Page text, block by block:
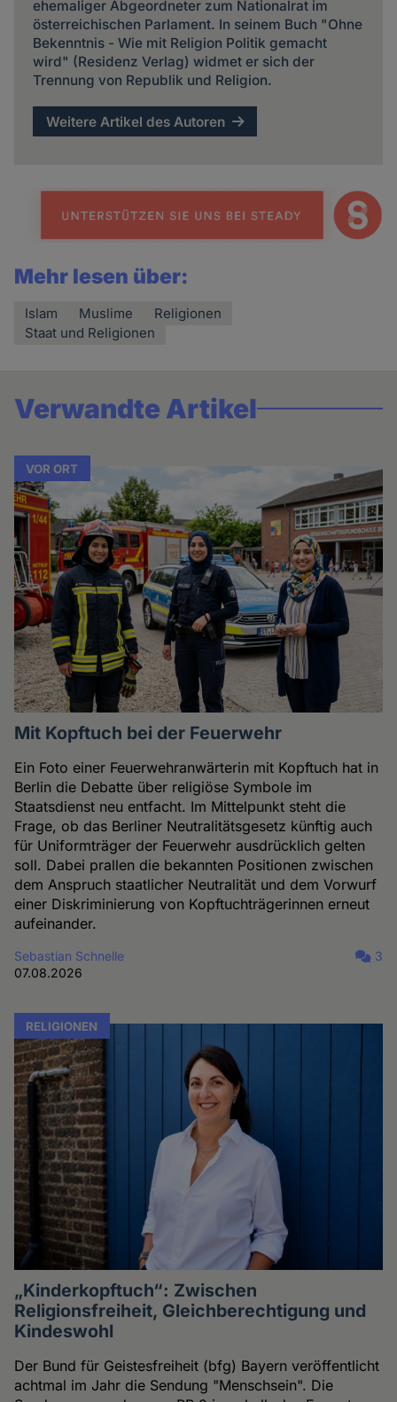
ehemaliger Abgeordneter zum Nationalrat im
österreichischen Parlament. In seinem Buch "Ohne
Bekenntnis - Wie mit Religion Politik gemacht
wird" (Residenz Verlag) widmet er sich der
Trennung von Republik und Religion.
Weitere Artikel des Autoren
Mehr lesen über:
Islam Muslime
Religionen
Staat und Religionen
Verwandte Artikel
VOR ORT
Mit Kopftuch bei der Feuerwehr
Ein Foto einer Feuerwehranwärterin mit Kopftuch hat in
Berlin die Debatte über religiöse Symbole im
Staatsdienst neu entfacht. Im Mittelpunkt steht die
Frage, ob das Berliner Neutralitätsgesetz künftig auch
für Uniformträger der Feuerwehr ausdrücklich gelten
soll. Dabei prallen die bekannten Positionen zwischen
dem Anspruch staatlicher Neutralität und dem Vorwurf
einer Diskriminierung von Kopftuchträgerinnen erneut
aufeinander.
Sebastian Schnelle
07.08.2026
3
RELIGIONEN
„Kinderkopftuch“: Zwischen
Religionsfreiheit, Gleichberechtigung und
Kindeswohl
Der Bund für Geistesfreiheit (bfg) Bayern veröffentlicht
achtmal im Jahr die Sendung "Menschsein". Die